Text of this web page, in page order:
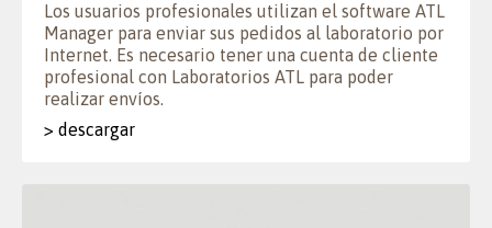
Los usuarios profesionales utilizan el software ATL
Manager para enviar sus pedidos al laboratorio por
Internet. Es necesario tener una cuenta de cliente
profesional con Laboratorios ATL para poder
realizar envíos.
> descargar